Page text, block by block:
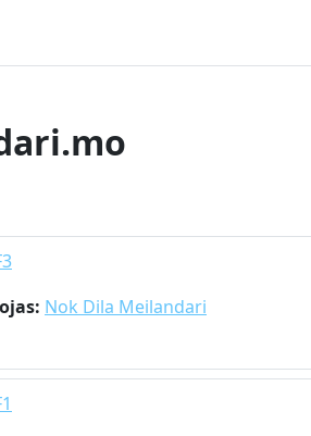
Nok Dila Meilandari